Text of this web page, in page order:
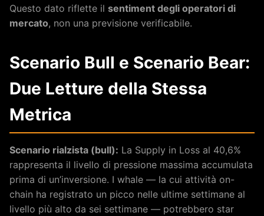
Questo dato riflette il sentiment degli operatori di
mercato, non una previsione verificabile.
Scenario Bull e Scenario Bear:
Due Letture della Stessa
Metrica
Scenario rialzista (bull): La Supply in Loss al 40,6%
rappresenta il livello di pressione massima accumulata
prima di un’inversione. I whale — la cui attività on-
chain ha registrato un picco nelle ultime settimane al
livello più alto da sei settimane — potrebbero star